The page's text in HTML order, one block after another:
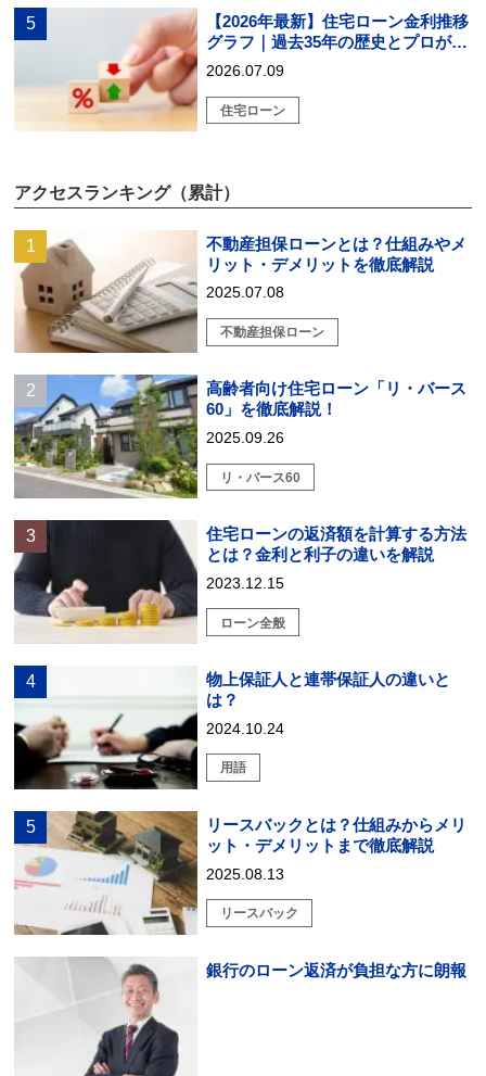
【2026年最新】住宅ローン金利推移
グラフ｜過去35年の歴史とプロが教
える戦略的選び方
2026.07.09
住宅ローン
アクセスランキング（累計）
不動産担保ローンとは？仕組みやメ
リット・デメリットを徹底解説
2025.07.08
不動産担保ローン
高齢者向け住宅ローン「リ・バース
60」を徹底解説！
2025.09.26
リ・バース60
住宅ローンの返済額を計算する方法
とは？金利と利子の違いを解説
2023.12.15
ローン全般
物上保証人と連帯保証人の違いと
は？
2024.10.24
用語
リースバックとは？仕組みからメリ
ット・デメリットまで徹底解説
2025.08.13
リースバック
銀行のローン返済が負担な方に朗報